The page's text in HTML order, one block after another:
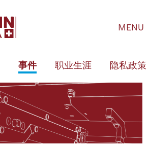
MENU
事件 职业生涯 隐私政策